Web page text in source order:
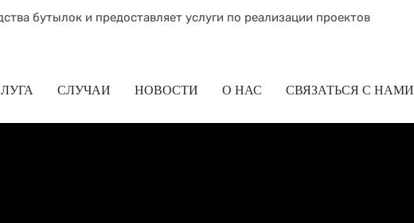
бутылок и предоставляет услуги по реализации проектов
СЛУЧАИ НОВОСТИ О НАС СВЯЗАТЬСЯ С НАМИ